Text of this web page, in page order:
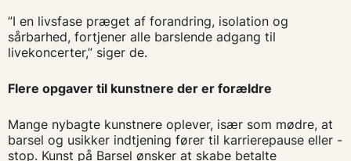
”I en livsfase præget af forandring, isolation og
sårbarhed, fortjener alle barslende adgang til
livekoncerter,” siger de.
Flere opgaver til kunstnere der er forældre
Mange nybagte kunstnere oplever, især som mødre, at
barsel og usikker indtjening fører til karrierepause eller -
stop. Kunst på Barsel ønsker at skabe betalte